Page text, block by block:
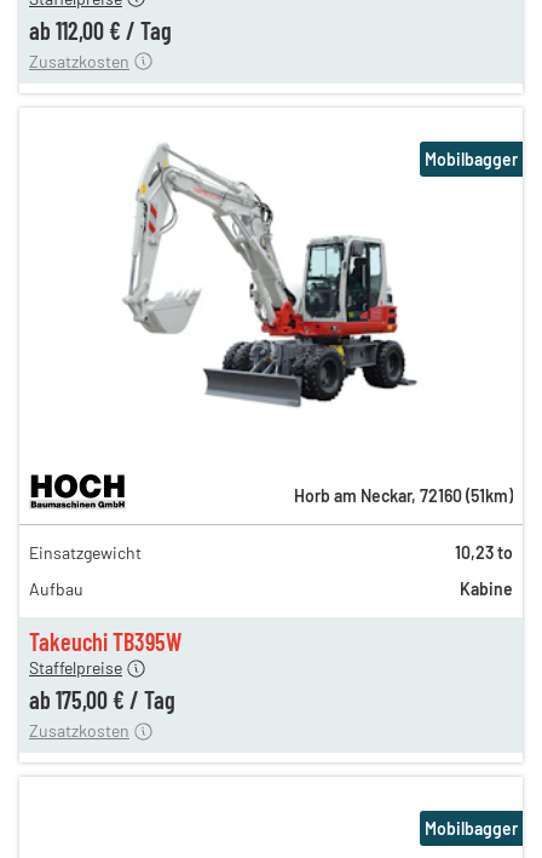
ab 112,00 € / Tag
12,00 €
Zusatzkosten
Takeuchi TB395W
302,00 €
252,00 €
211,00 €
Staffelpreise
ab 175,00 € / Tag
12,00 €
Zusatzkosten
Mobilbagger
Horb am Neckar, 72160(51km)
Einsatzgewicht
10,23 to
Aufbau
Kabine
Mobilbagger